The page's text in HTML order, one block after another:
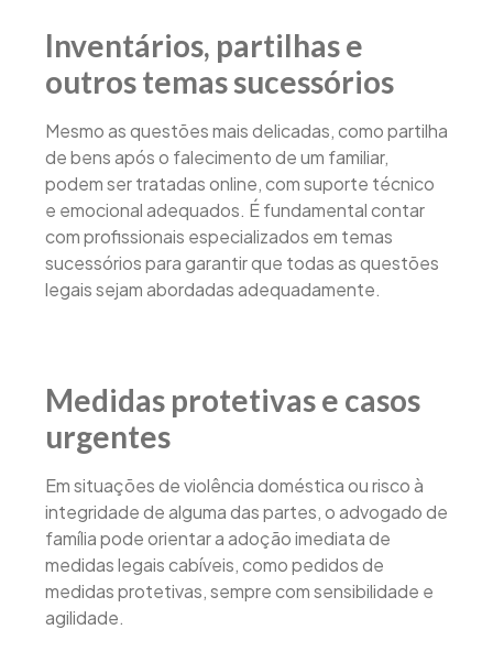
Inventários, partilhas e
outros temas sucessórios
Mesmo as questões mais delicadas, como partilha
de bens após o falecimento de um familiar,
podem ser tratadas online, com suporte técnico
e emocional adequados. É fundamental contar
com profissionais especializados em temas
sucessórios para garantir que todas as questões
legais sejam abordadas adequadamente.
Medidas protetivas e casos
urgentes
Em situações de violência doméstica ou risco à
integridade de alguma das partes, o advogado de
família pode orientar a adoção imediata de
medidas legais cabíveis, como pedidos de
medidas protetivas, sempre com sensibilidade e
agilidade.